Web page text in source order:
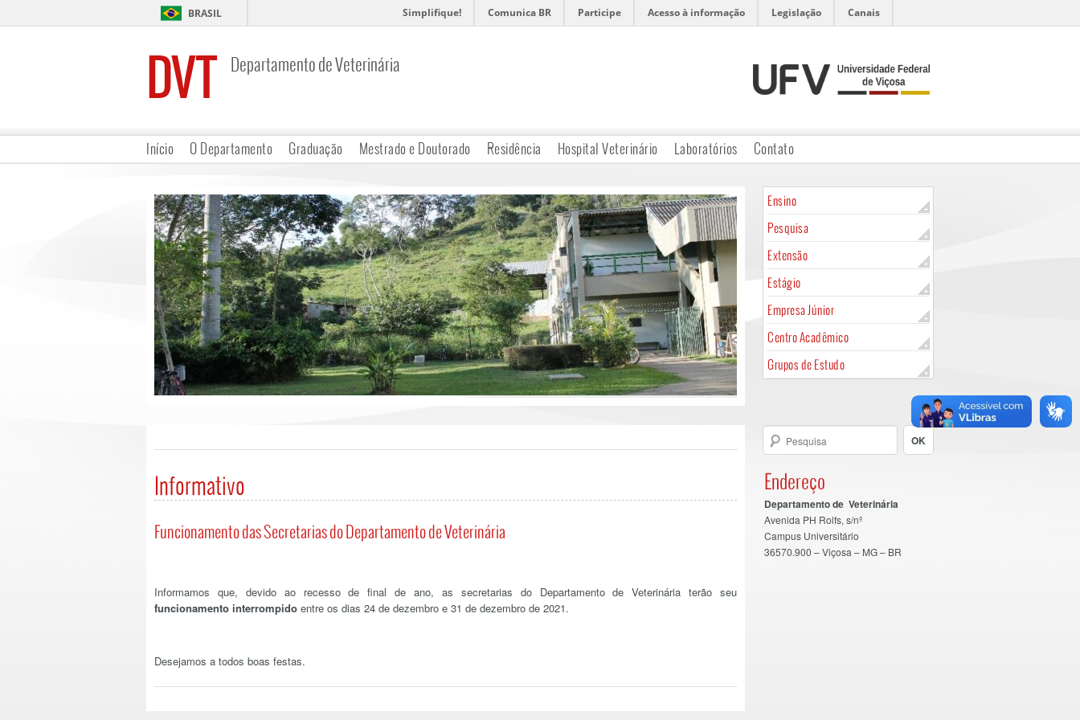
BRASIL Simplifique! Comunica BR Participe Acesso à informação Legislação Canais
DVT Departamento de Veterinária
Início O Departamento Graduação Mestrado e Doutorado Residência Hospital Veterinário Laboratórios Contato
Ensino
Pesquisa
Extensão
Estágio
Empresa Júnior
Centro Acadêmico
Grupos de Estudo
Endereço
Departamento de Veterinária
Avenida PH Rolfs, s/nº
Campus Universitário
36570.900 – Viçosa – MG – BR
Informativo
Funcionamento das Secretarias do Departamento de Veterinária
Informamos que, devido ao recesso de final de ano, as secretarias do Departamento de Veterinária terão seu
funcionamento interrompido entre os dias 24 de dezembro e 31 de dezembro de 2021.
Desejamos a todos boas festas.